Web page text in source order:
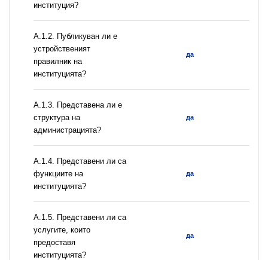
институция?
A.1.2. Публикуван ли е
устройственият
правилник на
институцията?
да
A.1.3. Представена ли е
структура на
администрацията?
да
А.1.4. Представени ли са
функциите на
институцията?
да
А.1.5. Представени ли са
услугите, които
предоставя
институцията?
да